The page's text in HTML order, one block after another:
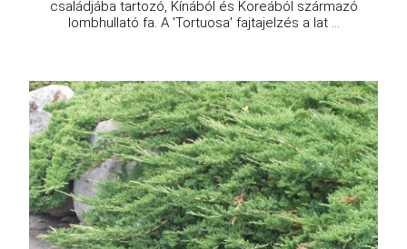
családjába tartozó, Kínából és Koreából származó
lombhullató fa. A 'Tortuosa' fajtajelzés a lat ...